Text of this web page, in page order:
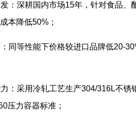
：深耕国内市场15年，针对食品、
本降低50%；
同等性能下价格较进口品牌低20-
：采用冷轧工艺生产304/316L不
压力容器标准；